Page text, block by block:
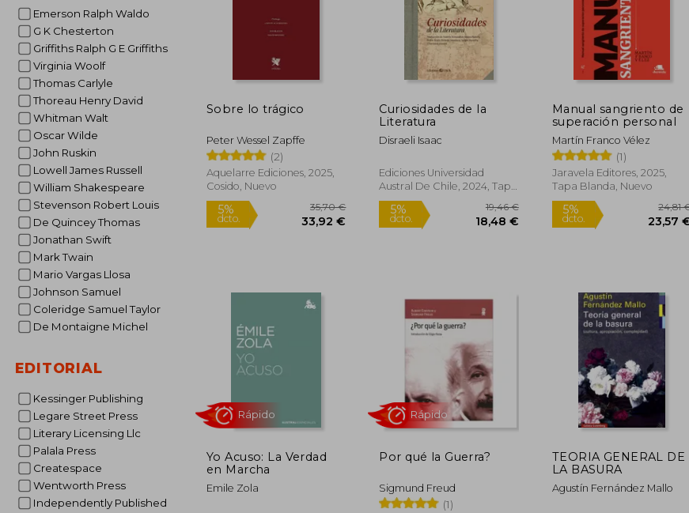
Emerson Ralph Waldo
G K Chesterton
Griffiths Ralph G E Griffiths
Virginia Woolf
Thomas Carlyle
Thoreau Henry David
Whitman Walt
Oscar Wilde
John Ruskin
Lowell James Russell
William Shakespeare
Stevenson Robert Louis
De Quincey Thomas
Jonathan Swift
Mark Twain
Mario Vargas Llosa
Johnson Samuel
Coleridge Samuel Taylor
De Montaigne Michel
EDITORIAL
Kessinger Publishing
Legare Street Press
Literary Licensing Llc
Palala Press
Createspace
Wentworth Press
Independently Published
Sobre lo trágico
Peter Wessel Zapffe
(2)
Aquelarre Ediciones, 2025,
Cosido, Nuevo
5%
dcto.
Curiosidades de la
Literatura
Disraeli Isaac
Ediciones Universidad
Austral De Chile, 2024, Tapa
Blanda, Nuevo
5%
dcto.
Manual sangriento de
superación personal
Martín Franco Vélez
(1)
Jaravela Editores, 2025,
Tapa Blanda, Nuevo
dcto.
Yo Acuso: La Verdad
en Marcha
Emile Zola
Por qué la Guerra?
Sigmund Freud
(1)
TEORIA GENERAL DE
LA BASURA
Agustín Fernández Mallo